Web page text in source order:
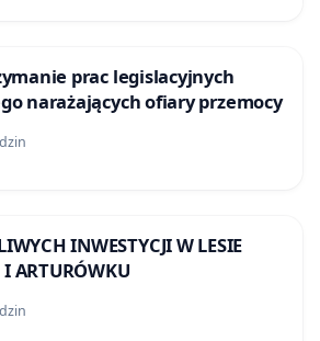
prac legislacyjnych
prawa rodzinnego narażających ofiary przemocy
INWESTYCJI W LESIE
ARTURÓWKU